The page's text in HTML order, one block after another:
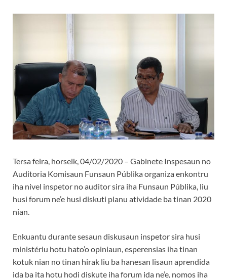
Tersa feira, horseik, 04/02/2020 – Gabinete Inspesaun no
Auditoria Komisaun Funsaun Públika organiza enkontru
iha nivel inspetor no auditor sira iha Funsaun Públika, liu
husi forum ne’e husi diskuti planu atividade ba tinan 2020
nian.
Enkuantu durante sesaun diskusaun inspetor sira husi
ministériu hotu hato’o opiniaun, esperensias iha tinan
kotuk nian no tinan hirak liu ba hanesan lisaun aprendida
ida ba ita hotu hodi diskute iha forum ida ne’e, nomos iha